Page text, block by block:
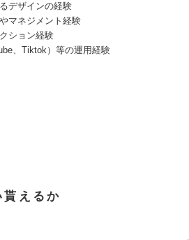
デザインの経験
マネジメント経験
ション経験
、Tiktok）等の運用経験
えるか